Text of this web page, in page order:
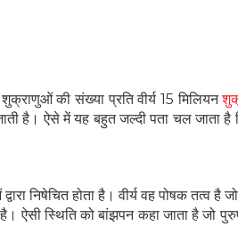
की संख्या प्रति वीर्य 15 मिलियन
है। ऐसे में यह बहुत जल्दी पता चल जाता है
निषेचित होता है। वीर्य वह पोषक तत्व है
ऐसी स्थिति को बांझपन कहा जाता है जो